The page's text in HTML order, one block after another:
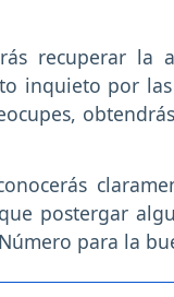
recuperar la
inquieto por
postergar
para la